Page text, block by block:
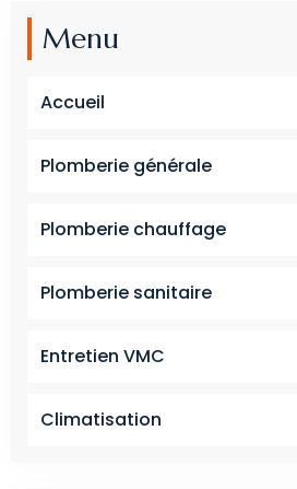
Menu
Accueil
Plomberie générale
Plomberie chauffage
Plomberie sanitaire
Entretien VMC
Climatisation